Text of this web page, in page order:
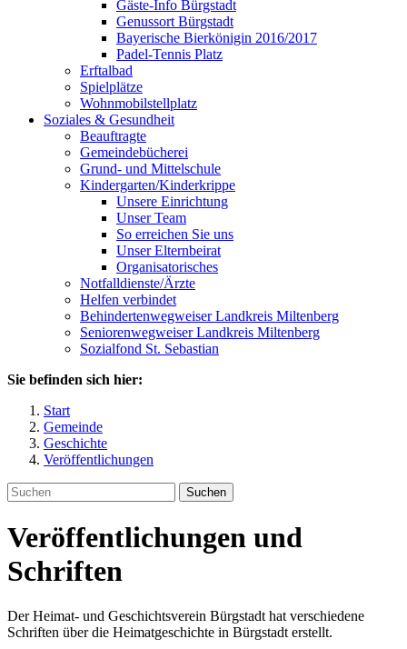
Gäste-Info Bürgstadt
Genussort Bürgstadt
Bayerische Bierkönigin 2016/2017
Padel-Tennis Platz
Erftalbad
Spielplätze
Wohnmobilstellplatz
Soziales & Gesundheit
Beauftragte
Gemeindebücherei
Grund- und Mittelschule
Kindergarten/Kinderkrippe
Unsere Einrichtung
Unser Team
So erreichen Sie uns
Unser Elternbeirat
Organisatorisches
Notfalldienste/Ärzte
Helfen verbindet
Behindertenwegweiser Landkreis Miltenberg
Seniorenwegweiser Landkreis Miltenberg
Sozialfond St. Sebastian
Sie befinden sich hier:
Start
Gemeinde
Geschichte
Veröffentlichungen
Suchen
Veröffentlichungen und
Schriften
Der Heimat- und Geschichtsverein Bürgstadt hat verschiedene
Schriften über die Heimatgeschichte in Bürgstadt erstellt.